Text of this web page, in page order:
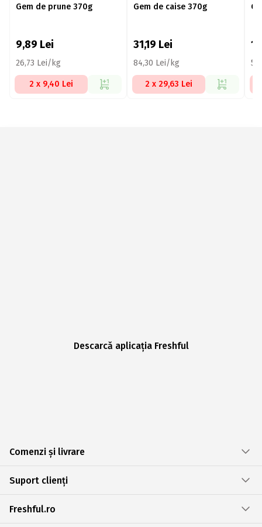
Gem de prune 370g
9,89 Lei
26,73 Lei/kg
2 x 9,40 Lei
Gem de caise 370g
31,19 Lei
84,30 Lei/kg
2 x 29,63 Lei
Descarcă aplicația Freshful
Comenzi și livrare
Suport clienți
Freshful.ro